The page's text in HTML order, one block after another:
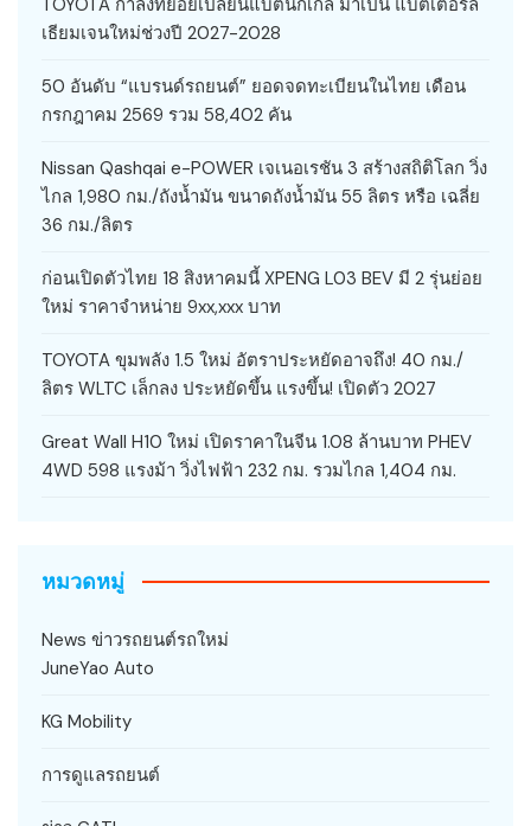
เธียมเจนใหม่ช่วงปี 2027-2028
50 อันดับ “แบรนด์รถยนต์” ยอดจดทะเบียนในไทย เดือน
กรกฎาคม 2569 รวม 58,402 คัน
Nissan Qashqai e-POWER เจเนอเรชัน 3 สร้างสถิติโลก วิ่ง
ไกล 1,980 กม./ถังน้ำมัน ขนาดถังน้ำมัน 55 ลิตร หรือ เฉลี่ย
36 กม./ลิตร
ก่อนเปิดตัวไทย 18 สิงหาคมนี้ XPENG L03 BEV มี 2 รุ่นย่อย
ใหม่ ราคาจำหน่าย 9xx,xxx บาท
TOYOTA ขุมพลัง 1.5 ใหม่ อัตราประหยัดอาจถึง! 40 กม./
ลิตร WLTC เล็กลง ประหยัดขึ้น แรงขึ้น! เปิดตัว 2027
Great Wall H10 ใหม่ เปิดราคาในจีน 1.08 ล้านบาท PHEV
4WD 598 แรงม้า วิ่งไฟฟ้า 232 กม. รวมไกล 1,404 กม.
หมวดหมู่
News ข่าวรถยนต์รถใหม่
JuneYao Auto
KG Mobility
การดูแลรถยนต์